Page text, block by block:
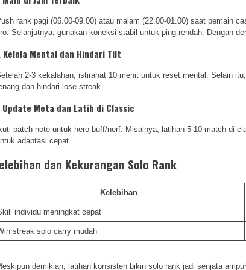
rank pagi (06.00-09.00) atau malam (22.00-01.00) saat pemain
Selanjutnya, gunakan koneksi stabil untuk ping rendah. Dengan
Kelola Mental dan Hindari Tilt
2-3 kekalahan, istirahat 10 menit untuk reset mental. Selain
dan hindari lose streak.
Update Meta dan Latih di Classic
Ikuti patch note untuk hero buff/nerf. Misalnya, latihan 5-10 match di
adaptasi cepat.
dan Kekurangan Solo Rank
Kelebihan
individu meningkat cepat
streak solo carry mudah
demikian, latihan konsisten bikin solo rank jadi senjata